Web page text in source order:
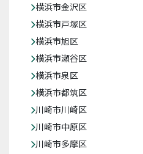
横浜市金沢区
横浜市戸塚区
横浜市旭区
横浜市瀬谷区
横浜市泉区
横浜市都筑区
川崎市川崎区
川崎市中原区
川崎市多摩区